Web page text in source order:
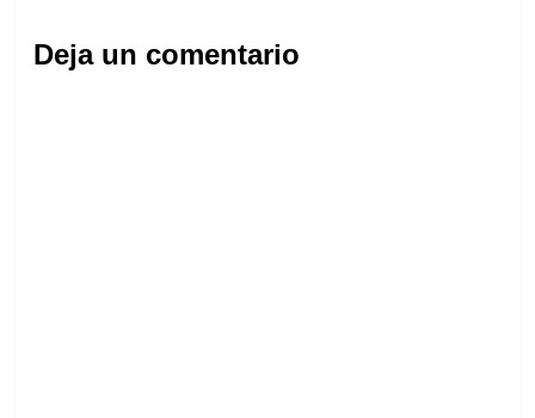
Deja un comentario